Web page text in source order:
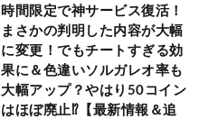
時間限定で神サービス復活！
まさかの判明した内容が大幅
に変更！でもチートすぎる効
果に＆色違いソルガレオ率も
大幅アップ？やはり50コイン
はほぼ廃止⁉【最新情報＆追